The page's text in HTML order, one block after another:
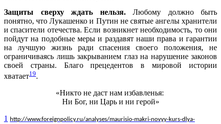
Защиты сверху ждать нельзя.Любому должно быть
понятно, что Лукашенко и Путин не святые ангелы хранители
и спасители отечества. Если возникнет необходимость, то они
пойдут на подобные меры и раздавят наши права и гарантии
на лучшую жизнь ради спасения своего положения, не
ограничиваясь лишь закрыванием глаз на нарушение законов
своей страны. Благо прецедентов в мировой истории
хватает19.
«Никто не даст нам избавленья:
Ни Бог, ни Царь и ни герой»
1
http://www.foreignpolicy.ru/analyses/maurisio-makri-novyy-kurs-dlya-